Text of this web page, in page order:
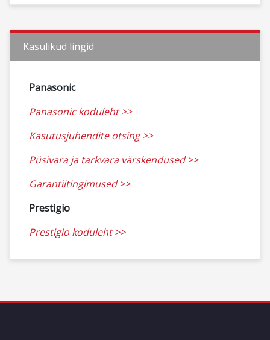
Kasulikud lingid
Panasonic
Panasonic koduleht >>
Kasutusjuhendite otsing >>
Püsivara ja tarkvara värskendused >>
Garantiitingimused >>
Prestigio
Prestigio koduleht >>